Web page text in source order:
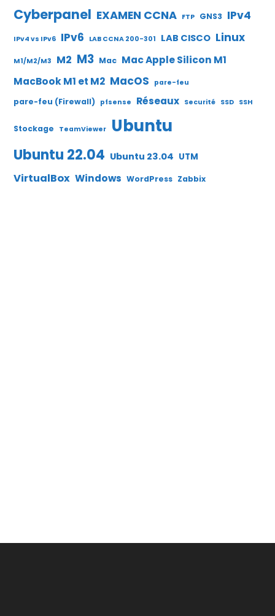
Cyberpanel EXAMEN CCNA FTP GNS3 IPv4
IPv4 vs IPv6 IPv6 LAB CCNA 200-301 LAB CISCO Linux
M1/M2/M3 M2 M3 Mac Mac Apple Silicon M1
MacBook M1 et M2 MacOS pare-feu
pare-feu (Firewall) pfsense Réseaux Securité SSD SSH
Stockage TeamViewer Ubuntu
Ubuntu 22.04 Ubuntu 23.04 UTM
VirtualBox Windows WordPress Zabbix